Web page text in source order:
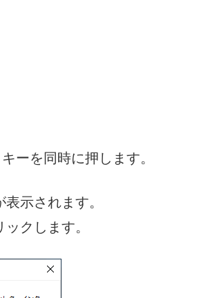
ーを同時に押します。
示されます。
クします。